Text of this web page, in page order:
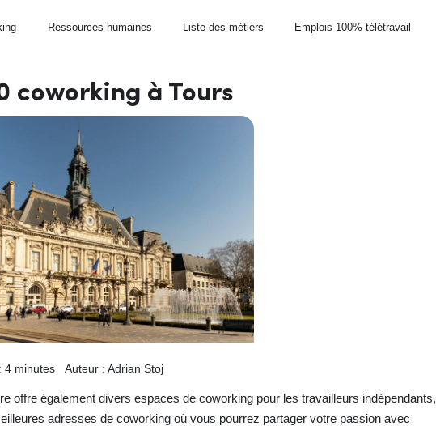
Ressources humaines Liste des métiers Emplois 100% télétravail
coworking à Tours
4 minutes Auteur : Adrian Stoj
offre également divers espaces de coworking pour les travailleurs indépendants,
adresses de coworking où vous pourrez partager votre passion avec